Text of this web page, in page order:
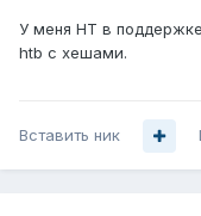
У меня HT в
htb с хешами.
Вставить ник